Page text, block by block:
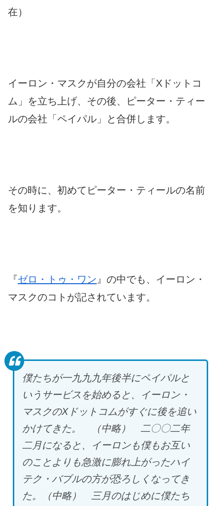
在）
イーロン・マスクが自分の会社「Xドットコ
ム」を立ち上げ、その後、ピーター・ティー
ルの会社「ペイパル」と合併します。
その時に、初めてピーター・ティールの名前
を知ります。
『ゼロ・トゥ・ワン 』の中でも、イーロン・
マスクのコトが記されています。
僕たちが一九九九年後半にペイパルと
いうサービスを始めると、イーロン・
マスクのXドットコムがすぐに後を追い
かけてきた。 （中略） 二〇〇二年
二月になると、イーロンも僕もお互い
のことよりも急激に膨れ上がったハイ
テク・バブルの方が恐ろしくなってき
た。（中略） 三月のはじめに僕たち